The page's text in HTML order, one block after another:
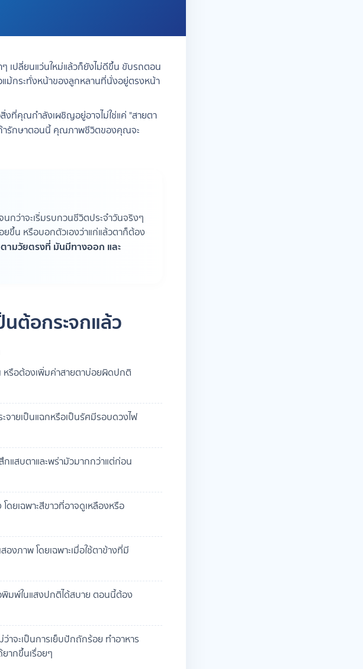
เปลี่ยนแว่นใหม่แล้วก็ยังไม่ดีขึ้น ขับรถตอน
ม้กระทั่งหน้าของลูกหลานที่นั่งอยู่ตรงหน้า
ที่คุณกำลังเผชิญอยู่อาจไม่ใช่แค่ "สายตา
ถ้ารักษาตอนนี้ คุณภาพชีวิตของคุณจะ
กว่าจะเริ่มรบกวนชีวิตประจำวันจริงๆ
ขึ้น หรือบอกตัวเองว่าแก่แล้วตาก็ต้อง
ามวัยตรงที่ มันมีทางออก และ
อกระจกแล้ว
หรือต้องเพิ่มค่าสายตาบ่อยผิดปกติ
จายเป็นแฉกหรือเป็นรัศมีรอบดวงไฟ
กแสบตาและพร่ามัวมากกว่าแต่ก่อน
ดยเฉพาะสีขาวที่อาจดูเหลืองหรือ
งภาพ โดยเฉพาะเมื่อใช้ตาข้างที่มี
มพ์ในแสงปกติได้สบาย ตอนนี้ต้อง
าจะเป็นการเย็บปักถักร้อย ทำอาหาร
ากขึ้นเรื่อยๆ